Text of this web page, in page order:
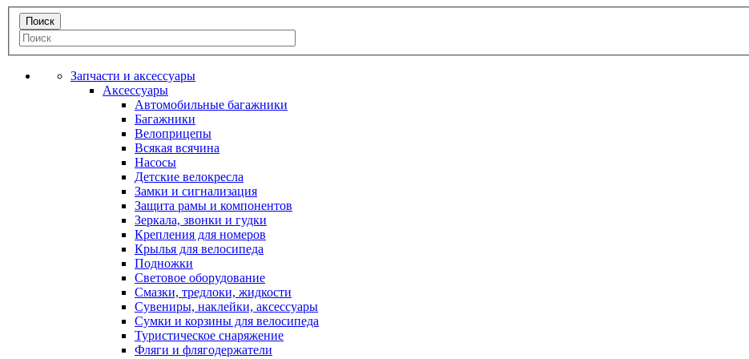
Запчасти и аксессуары
Аксессуары
Автомобильные багажники
Багажники
Велоприцепы
Всякая всячина
Насосы
Детские велокресла
Замки и сигнализация
Защита рамы и компонентов
Зеркала, звонки и гудки
Крепления для номеров
Крылья для велосипеда
Подножки
Световое оборудование
Смазки, тредлоки, жидкости
Сувениры, наклейки, аксессуары
Сумки и корзины для велосипеда
Туристическое снаряжение
Фляги и флягодержатели